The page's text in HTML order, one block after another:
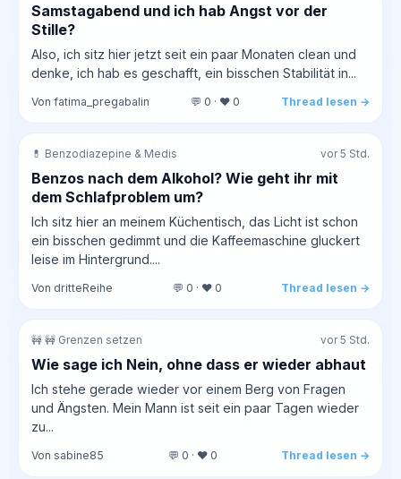
Samstagabend und ich hab Angst vor der
Stille?
Also, ich sitz hier jetzt seit ein paar Monaten clean und
denke, ich hab es geschafft, ein bisschen Stabilität in...
Von fatima_pregabalin 💬 0 · ❤️ 0 Thread lesen →
💊 Benzodiazepine & Medis vor 5 Std.
Benzos nach dem Alkohol? Wie geht ihr mit
dem Schlafproblem um?
Ich sitz hier an meinem Küchentisch, das Licht ist schon
ein bisschen gedimmt und die Kaffeemaschine gluckert
leise im Hintergrund....
Von dritteReihe 💬 0 · ❤️ 0 Thread lesen →
🚧 🚧 Grenzen setzen vor 5 Std.
Wie sage ich Nein, ohne dass er wieder abhaut
Ich stehe gerade wieder vor einem Berg von Fragen
und Ängsten. Mein Mann ist seit ein paar Tagen wieder
zu...
Von sabine85 💬 0 · ❤️ 0 Thread lesen →